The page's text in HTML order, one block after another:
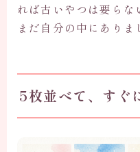
れば古いやつは要らな
まだ自分の中にありま
5枚並べて、すぐ